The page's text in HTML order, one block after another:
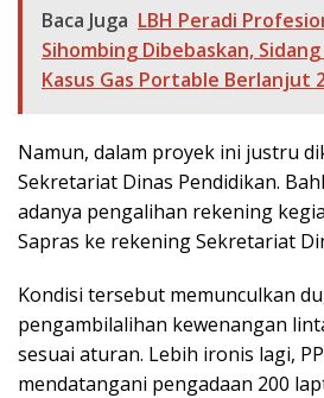
Baca Juga LBH Peradi
Sihombing Dibebaskan,
Kasus Gas Portable Berlanjut
Namun, dalam proyek ini justru
Sekretariat Dinas Pendidikan.
adanya pengalihan rekening
Sapras ke rekening Sekretariat
Kondisi tersebut memunculkan
pengambilalihan kewenangan
sesuai aturan. Lebih ironis lagi,
mendatangani pengadaan 200